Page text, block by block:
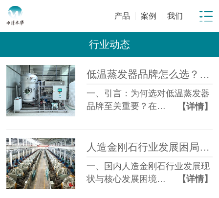
产品 案例 我们
行业动态
低温蒸发器品牌怎么选？从材质、能耗、售后 3 个维度对比
一、引言：为何选对低温蒸发器
品牌至关重要？在…
【详情】
人造金刚石行业发展困局与趋势分析及废水处理难点解析
一、国内人造金刚石行业发展现
状与核心发展困境…
【详情】